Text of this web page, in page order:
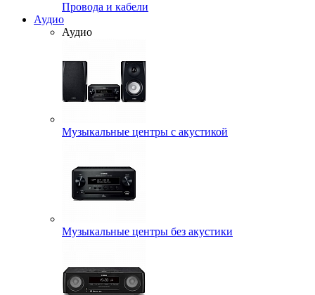
Провода и кабели
Аудио
Аудио
Музыкальные центры с акустикой
Музыкальные центры без акустики